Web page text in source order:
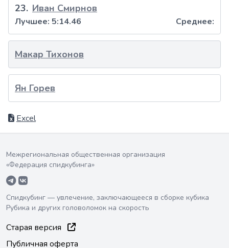
23. Иван Смирнов
Среднее:
Лучшее: 5:14.46
Макар Тихонов
Ян Горев
Excel
Межрегиональная общественная организация
«Федерация спидкубинга»
Спидкубинг — увлечение, заключающееся в сборке кубика
Рубика и других головоломок на скорость
Старая версия
Публичная оферта